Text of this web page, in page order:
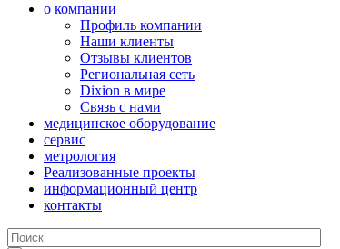
о компании
Профиль компании
Наши клиенты
Отзывы клиентов
Региональная сеть
Dixion в мире
Связь с нами
медицинское оборудование
сервис
метрология
Реализованные проекты
информационный центр
контакты